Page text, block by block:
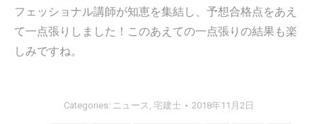
フェッショナル講師が知恵を集結し、予想合格点をあえ
て一点張りしました！このあえての一点張りの結果も楽
しみですね。
Categories: ニュース , 宅建士 2018年11月2日